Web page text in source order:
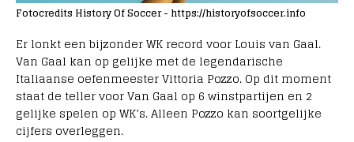
Fotocredits History Of Soccer - https://historyofsoccer.info
Er lonkt een bijzonder WK record voor Louis van Gaal.
Van Gaal kan op gelijke met de legendarische
Italiaanse oefenmeester Vittoria Pozzo. Op dit moment
staat de teller voor Van Gaal op 6 winstpartijen en 2
gelijke spelen op WK’s. Alleen Pozzo kan soortgelijke
cijfers overleggen.